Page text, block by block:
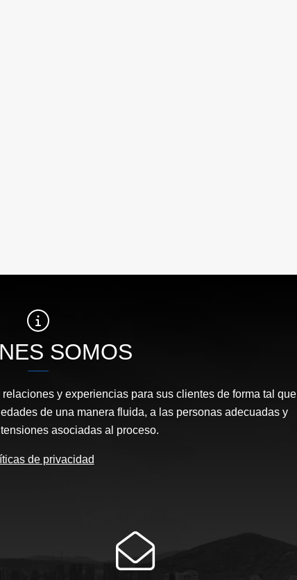
SOMOS
y experiencias para sus clientes de forma tal que
de una manera fluida, a las personas adecuadas y
asociadas al proceso.
de privacidad